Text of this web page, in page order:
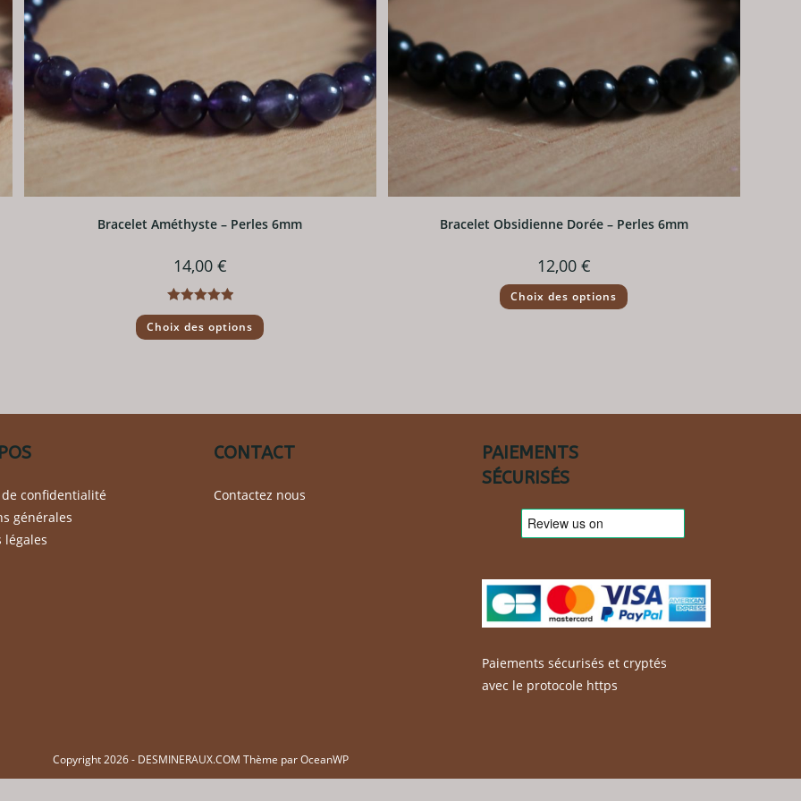
Bracelet Améthyste – Perles 6mm
14,00 €
Note5.00
sur 5
Choix des options Ce
produit
sur
la
produit
Bracelet Obsidienne Dorée – Perles 6mm
12,00 €
Choix des options Ce
produit
sur
confidentialité
générales
légales
CONTACT
Contactez nous
PAIEMENTS
SÉCURISÉS
Paiements sécurisés et cryptés
avec le protocole https
Copyright 2026 - DESMINERAUX.COM Thème par OceanWP